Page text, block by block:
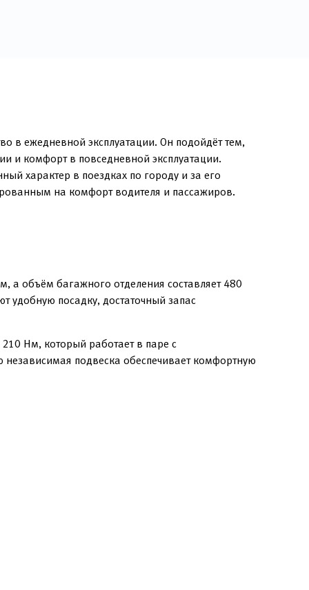
в ежедневной эксплуатации. Он подойдёт тем,
и комфорт в повседневной эксплуатации.
характер в поездках по городу и за его
на комфорт водителя и пассажиров.
объём багажного отделения составляет 480
удобную посадку, достаточный запас
Нм, который работает в паре с
подвеска обеспечивает комфортную